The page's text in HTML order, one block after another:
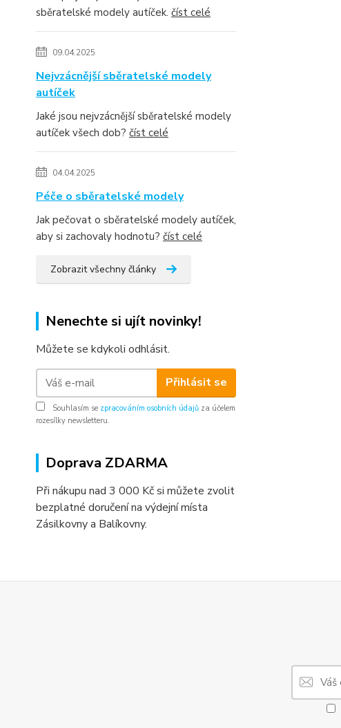
sběratelské modely autíček. číst celé
09.04.2025
Nejvzácnější sběratelské modely
autíček
Jaké jsou nejvzácnější sběratelské modely
autíček všech dob? číst celé
04.04.2025
Péče o sběratelské modely
Jak pečovat o sběratelské modely autíček,
aby si zachovaly hodnotu? číst celé
Zobrazit všechny články
Nenechte si ujít novinky!
Můžete se kdykoli odhlásit.
Přihlásit se
Souhlasím se zpracováním osobních údajů za účelem
rozesílky newsletteru.
Doprava ZDARMA
Při nákupu nad 3 000 Kč si můžete zvolit
bezplatné doručení na výdejní místa
Zásilkovny a Balíkovny.